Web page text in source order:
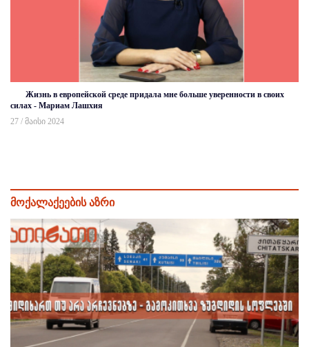
Жизнь в европейской среде придала мне больше уверенности в своих
силах - Мариам Лашхия
27 / მაისი 2024
მოქალაქეების აზრი